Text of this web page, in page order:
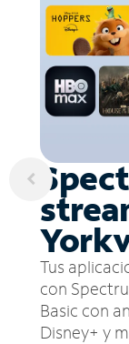
Tus
con
Basic con
Disney+ y